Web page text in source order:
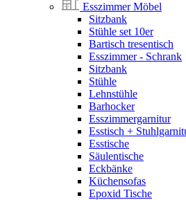
Esszimmer Möbel
Sitzbank
Stühle set 10er
Bartisch tresentisch
Esszimmer - Schrank
Sitzbank
Stühle
Lehnstühle
Barhocker
Esszimmergarnitur
Esstisch +
Esstische
Säulentische
Eckbänke
Küchensofas
Epoxid Tische